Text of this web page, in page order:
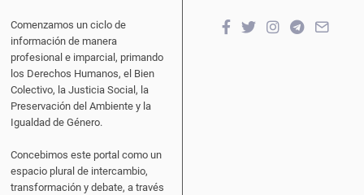
Comenzamos un ciclo de
información de manera
profesional e imparcial, primando
los Derechos Humanos, el Bien
Colectivo, la Justicia Social, la
Preservación del Ambiente y la
Igualdad de Género.
Concebimos este portal como un
espacio plural de intercambio,
transformación y debate, a través